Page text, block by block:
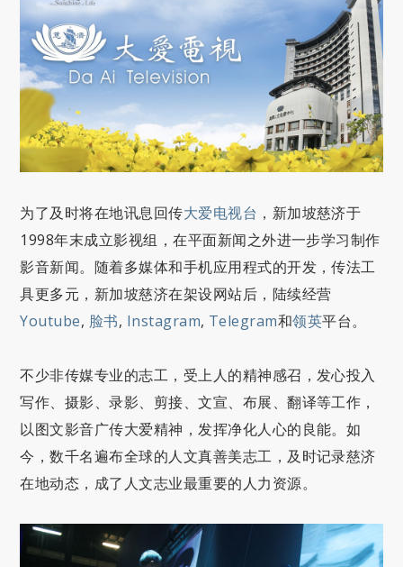
为了及时将在地讯息回传大爱电视台 ，新加坡慈济于
1998年末成立影视组，在平面新闻之外进一步学习制作
影音新闻。随着多媒体和手机应用程式的开发，传法工
具更多元，新加坡慈济在架设网站后，陆续经营
Youtube, 脸书, Instagram, Telegram和领英平台。
不少非传媒专业的志工，受上人的精神感召，发心投入
写作、摄影、录影、剪接、文宣、布展、翻译等工作，
以图文影音广传大爱精神，发挥净化人心的良能。如
今，数千名遍布全球的人文真善美志工，及时记录慈济
在地动态，成了人文志业最重要的人力资源。